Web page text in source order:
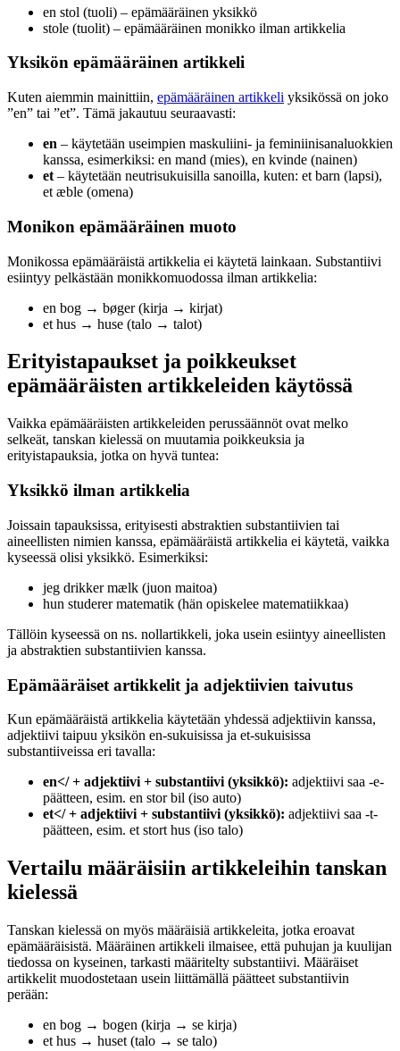
en stol (tuoli) – epämääräinen yksikkö
stole (tuolit) – epämääräinen monikko ilman artikkelia
Yksikön epämääräinen artikkeli
Kuten aiemmin mainittiin, epämääräinen artikkeli yksikössä on joko
”en” tai ”et”. Tämä jakautuu seuraavasti:
en – käytetään useimpien maskuliini- ja feminiinisanaluokkien
kanssa, esimerkiksi: en mand (mies), en kvinde (nainen)
et – käytetään neutrisukuisilla sanoilla, kuten: et barn (lapsi),
et æble (omena)
Monikon epämääräinen muoto
Monikossa epämääräistä artikkelia ei käytetä lainkaan. Substantiivi
esiintyy pelkästään monikkomuodossa ilman artikkelia:
en bog → bøger (kirja → kirjat)
et hus → huse (talo → talot)
Erityistapaukset ja poikkeukset
epämääräisten artikkeleiden käytössä
Vaikka epämääräisten artikkeleiden perussäännöt ovat melko
selkeät, tanskan kielessä on muutamia poikkeuksia ja
erityistapauksia, jotka on hyvä tuntea:
Yksikkö ilman artikkelia
Joissain tapauksissa, erityisesti abstraktien substantiivien tai
aineellisten nimien kanssa, epämääräistä artikkelia ei käytetä, vaikka
kyseessä olisi yksikkö. Esimerkiksi:
jeg drikker mælk (juon maitoa)
hun studerer matematik (hän opiskelee matematiikkaa)
Tällöin kyseessä on ns. nollartikkeli, joka usein esiintyy aineellisten
ja abstraktien substantiivien kanssa.
Epämääräiset artikkelit ja adjektiivien taivutus
Kun epämääräistä artikkelia käytetään yhdessä adjektiivin kanssa,
adjektiivi taipuu yksikön en-sukuisissa ja et-sukuisissa
substantiiveissa eri tavalla:
en</ + adjektiivi + substantiivi (yksikkö): adjektiivi saa -e-
päätteen, esim. en stor bil (iso auto)
et</ + adjektiivi + substantiivi (yksikkö): adjektiivi saa -t-
päätteen, esim. et stort hus (iso talo)
Vertailu määräisiin artikkeleihin tanskan
kielessä
Tanskan kielessä on myös määräisiä artikkeleita, jotka eroavat
epämääräisistä. Määräinen artikkeli ilmaisee, että puhujan ja kuulijan
tiedossa on kyseinen, tarkasti määritelty substantiivi. Määräiset
artikkelit muodostetaan usein liittämällä päätteet substantiivin
perään:
en bog → bogen (kirja → se kirja)
et hus → huset (talo → se talo)